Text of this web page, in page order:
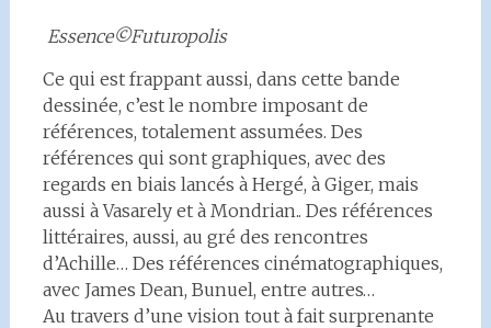
Essence©Futuropolis
Ce qui est frappant aussi, dans cette bande
dessinée, c’est le nombre imposant de
références, totalement assumées. Des
références qui sont graphiques, avec des
regards en biais lancés à Hergé, à Giger, mais
aussi à Vasarely et à Mondrian.. Des références
littéraires, aussi, au gré des rencontres
d’Achille… Des références cinématographiques,
avec James Dean, Bunuel, entre autres…
Au travers d’une vision tout à fait surprenante